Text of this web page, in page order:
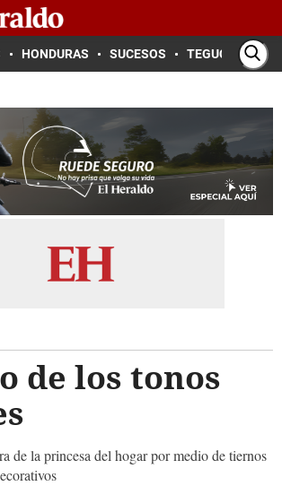
HONDURAS SUCESOS TEGUCIGALPA
de los tonos
de la princesa del hogar por medio de tiernos